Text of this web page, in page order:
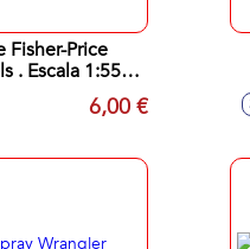
Fisher-Price
. Escala 1:55 -
surtidos6,00 €